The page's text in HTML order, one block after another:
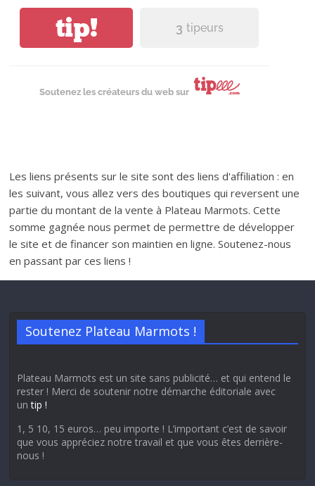
tip! 3 tipeurs
Soutenez les créateurs du web sur
Les liens présents sur le site sont des liens d'affiliation : en
les suivant, vous allez vers des boutiques qui reversent une
partie du montant de la vente à Plateau Marmots. Cette
somme gagnée nous permet de permettre de développer
le site et de financer son maintien en ligne. Soutenez-nous
en passant par ces liens !
Soutenez Plateau Marmots !
Plateau Marmots est un site sans publicité… et qui entend le
rester ! Merci de soutenir notre démarche éditoriale avec
untip !
1, 5 10, 15 euros… peu importe ! L’important c’est de savoir
que vous appréciez notre travail et que vous êtes derrière-
nous !